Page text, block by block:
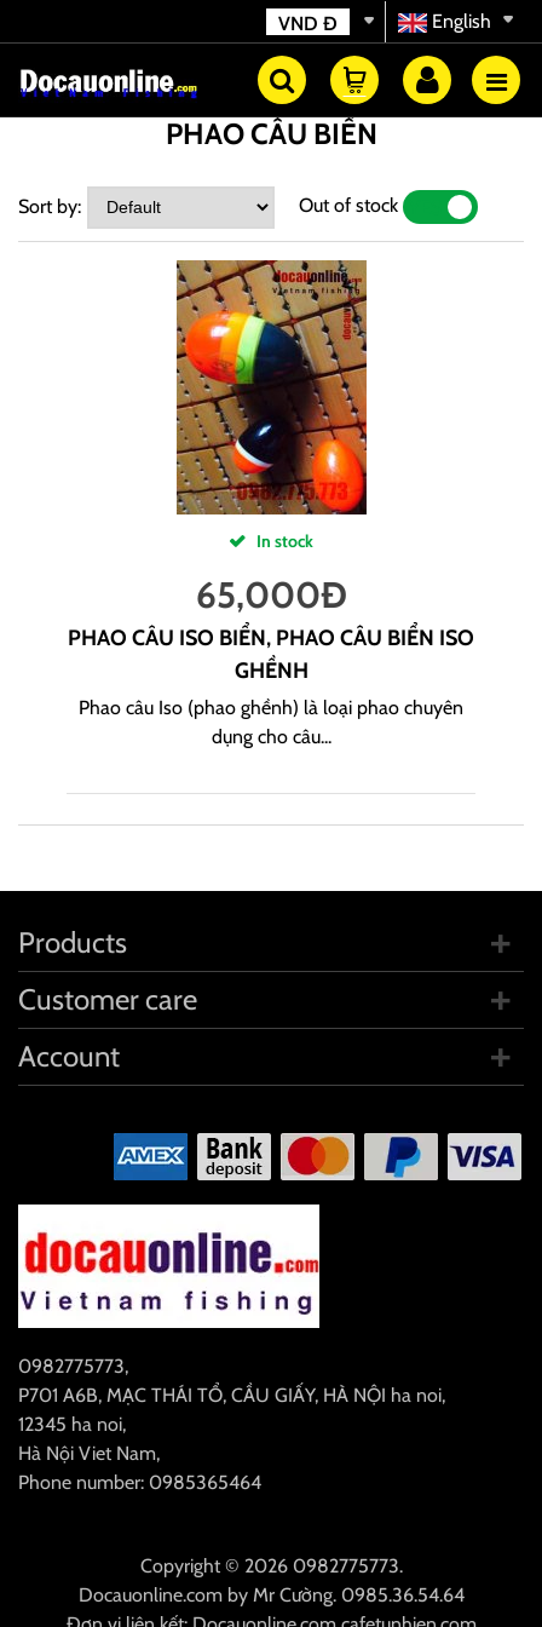
English
VND Đ
PHAO CÂU BIỂN
Sort by: Out of stock
In stock
65,000Đ
PHAO CÂU ISO BIỂN, PHAO CÂU BIỂN ISO
GHỀNH
Phao câu Iso (phao ghềnh) là loại phao chuyên
dụng cho câu...
0982775773,
P701 A6B, MẠC THÁI TỔ, CẦU GIẤY, HÀ NỘI ha noi,
12345 ha noi,
Hà Nội Viet Nam,
Phone number: 0985365464
Products
Customer care
Account
Copyright © 2026 0982775773.
Docauonline.comby Mr Cường. 0985.36.54.64